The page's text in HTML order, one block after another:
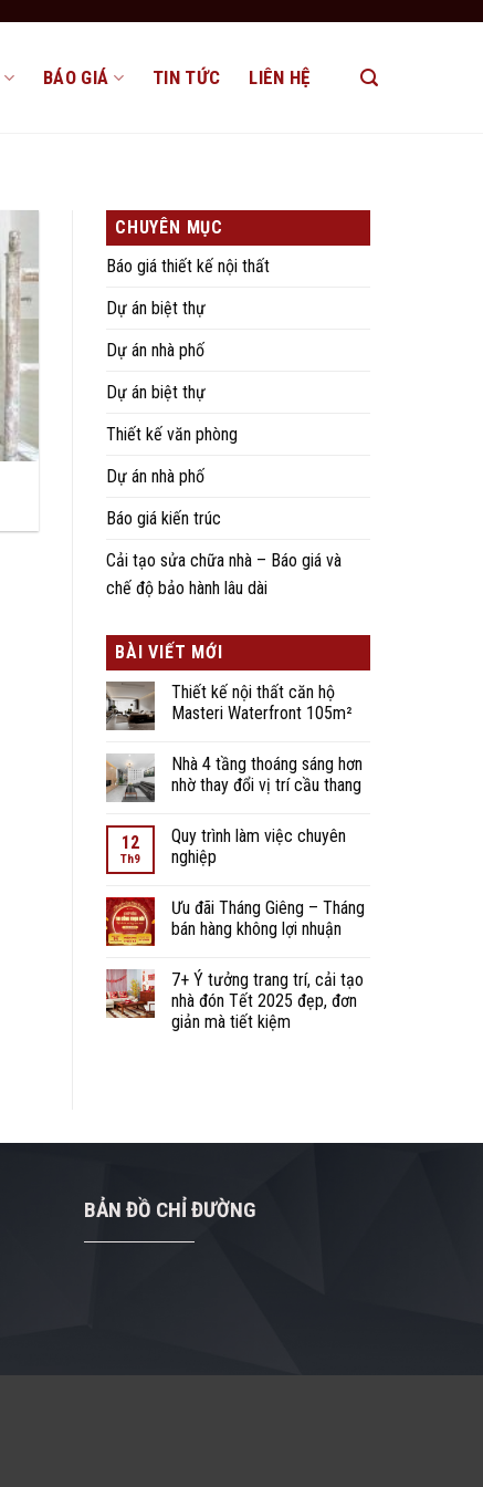
BÁO GIÁ TIN TỨC LIÊN HỆ
CHUYÊN MỤC
Báo giá thiết kế nội thất
Dự án biệt thự
Dự án nhà phố
Dự án biệt thự
Thiết kế văn phòng
Dự án nhà phố
Báo giá kiến trúc
Cải tạo sửa chữa nhà – Báo giá và
chế độ bảo hành lâu dài
BÀI VIẾT MỚI
Thiết kế nội thất căn hộ
Masteri Waterfront 105m²
Nhà 4 tầng thoáng sáng hơn
nhờ thay đổi vị trí cầu thang
12
Th9
Quy trình làm việc chuyên
nghiệp
Ưu đãi Tháng Giêng – Tháng
bán hàng không lợi nhuận
7+ Ý tưởng trang trí, cải tạo
nhà đón Tết 2025 đẹp, đơn
giản mà tiết kiệm
BẢN ĐỒ CHỈ ĐƯỜNG